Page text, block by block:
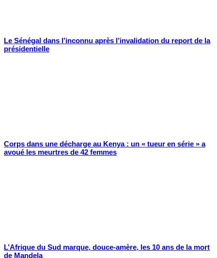
Le Sénégal dans l’inconnu après l’invalidation du report de la
présidentielle
Corps dans une décharge au Kenya : un « tueur en série » a
avoué les meurtres de 42 femmes
L’Afrique du Sud marque, douce-amère, les 10 ans de la mort
de Mandela